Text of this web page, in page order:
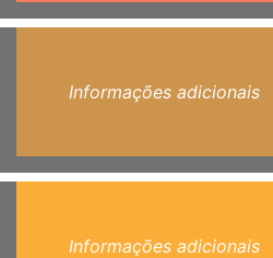
Informações adicionais
Informações adicionais